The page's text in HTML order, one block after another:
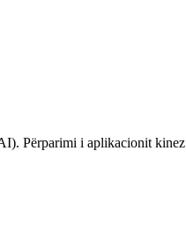
Përparimi i aplikacionit